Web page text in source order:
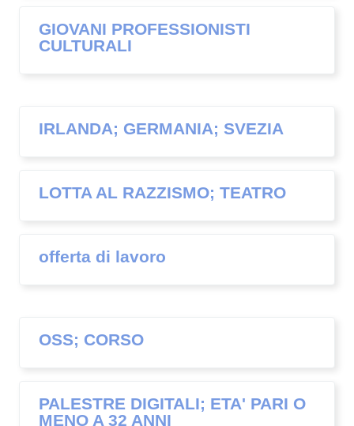
GIOVANI PROFESSIONISTI
CULTURALI
IRLANDA; GERMANIA; SVEZIA
LOTTA AL RAZZISMO; TEATRO
offerta di lavoro
OSS; CORSO
PALESTRE DIGITALI; ETA' PARI O
MENO A 32 ANNI